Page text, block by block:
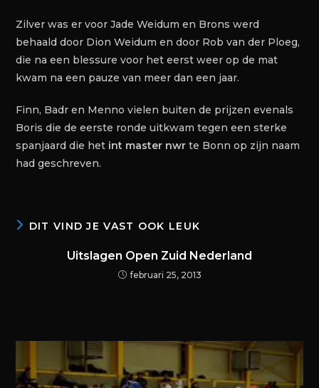
Zilver was er voor Jade Weidum en Brons werd
behaald door Dion Weidum en door Rob van der Ploeg,
die na een blessure voor het eerst weer op de mat
kwam na een pauze van meer dan een jaar.
Finn, Badr en Menno vielen buiten de prijzen evenals
Boris die de eerste ronde uitkwam tegen een sterke
spanjaard die het int master nwr te Bonn op zijn naam
had geschreven.
DIT VIND JE VAST OOK LEUK
Uitslagen Open Zuid Nederland
februari 25, 2013